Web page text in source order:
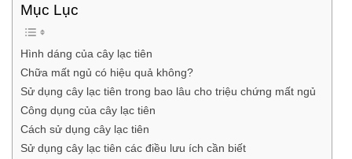
Mục Lục
Hình dáng của cây lạc tiên
Chữa mất ngủ có hiệu quả không?
Sử dụng cây lạc tiên trong bao lâu cho triệu chứng mất ngủ
Công dụng của cây lạc tiên
Cách sử dụng cây lạc tiên
Sử dụng cây lạc tiên các điều lưu ích cần biết